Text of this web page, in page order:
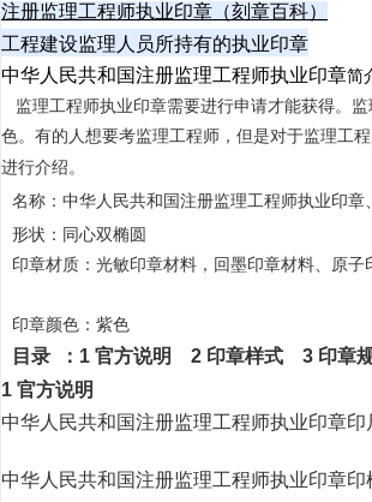
注册监理工程师执业印章（刻章百科）
工程建设监理人员所持有的执业印章
中华人民共和国注册监理工程师执业印章简
监理工程师执业印章需要进行申请才能获得。
色。有的人想要考监理工程师，但是对于监理工
进行介绍。
名称： 中华人民共和国注册监理工程师执业印章、
形状： 同心双椭圆
印章材质：光敏印章材料，回墨印章材料、原
印章颜色：紫色
目录 ：1 官方说明 2 印章样式 3 印章
1 官方说明
中华人民共和国注册监理工程师执业印章印
中华人民共和国注册监理工程师执业印章